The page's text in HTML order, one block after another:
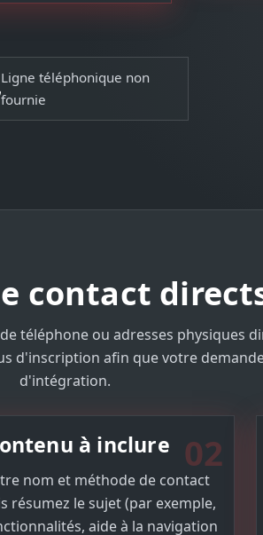
Ligne téléphonique non
fournie
contact
téléphone ou adresses physiques
d'inscription afin que votre
d'intégration.
02
à inclure
nom et méthode de contact
résumez le sujet (par exemple,
aide à la navigation